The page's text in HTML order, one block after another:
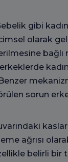
gibi
olarak
bağlı
sorun
ağrısı
belirli bir